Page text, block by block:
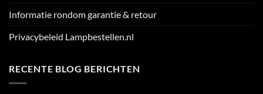
Informatie rondom garantie & retour
Privacybeleid Lampbestellen.nl
RECENTE BLOG BERICHTEN